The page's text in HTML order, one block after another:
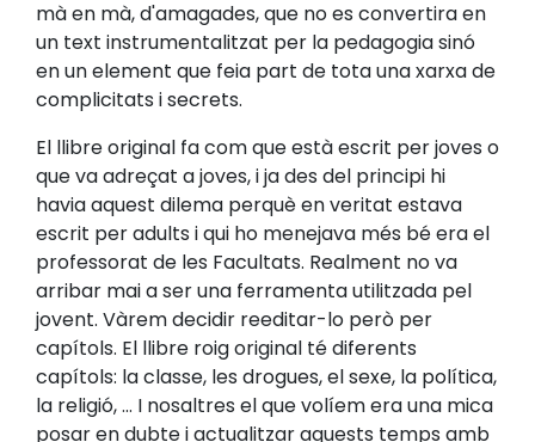
mà en mà, d'amagades, que no es convertira en
un text instrumentalitzat per la pedagogia sinó
en un element que feia part de tota una xarxa de
complicitats i secrets.
El llibre original fa com que està escrit per joves o
que va adreçat a joves, i ja des del principi hi
havia aquest dilema perquè en veritat estava
escrit per adults i qui ho menejava més bé era el
professorat de les Facultats. Realment no va
arribar mai a ser una ferramenta utilitzada pel
jovent. Vàrem decidir reeditar-lo però per
capítols. El llibre roig original té diferents
capítols: la classe, les drogues, el sexe, la política,
la religió, ... I nosaltres el que volíem era una mica
posar en dubte i actualitzar aquests temps amb